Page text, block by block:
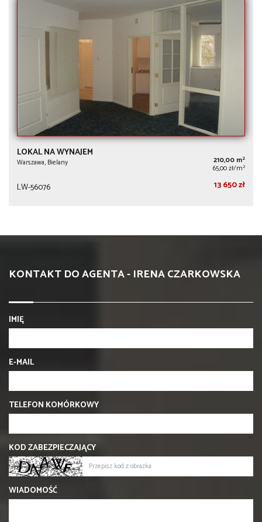
LOKAL NA WYNAJEM
Warszawa, Bielany 210,00 m2
65,00 zł/m2
LW-56076 13 650 zł
KONTAKT DO AGENTA - IRENA CZARKOWSKA
IMIĘ
E-MAIL
TELEFON KOMÓRKOWY
KOD ZABEZPIECZAJĄCY
WIADOMOŚĆ